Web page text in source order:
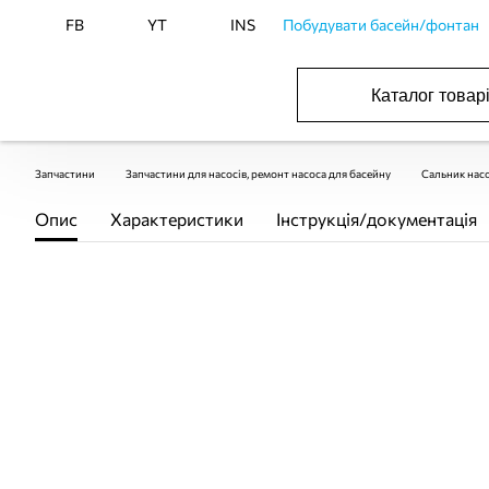
FB YT INS Побудувати басейн/фонтан
Каталог
Запчастини Запчастини для насосів, ремонт насоса для басейну Сальник
Опис Характеристики Інструкція/документація